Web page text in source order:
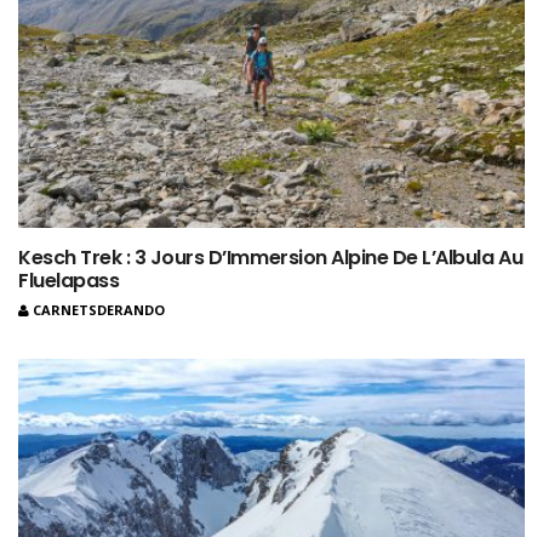
Kesch Trek : 3 Jours D’Immersion Alpine De L’Albula Au
Fluelapass
CARNETSDERANDO